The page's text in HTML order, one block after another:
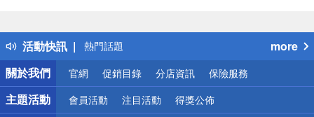
活動快訊
得獎公告
熱門話題
銀行優惠
偏遠地區配送
詐騙網頁！請小心！
more
關於我們
官網 促銷目錄 分店資訊 保險服務
主題活動 會員活動 注目活動 得獎公佈